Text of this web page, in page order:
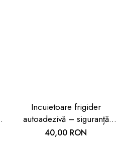
Incuietoare frigider
autoadezivă – siguranță
copii 2 buc
40,00 RON